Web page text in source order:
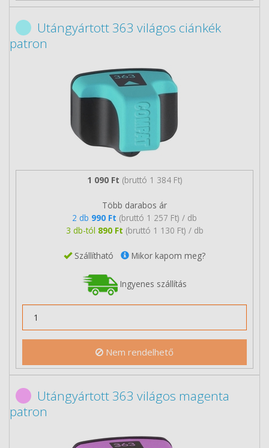
Utángyártott 363 világos ciánkék
patron
1 090 Ft (bruttó 1 384 Ft)
Több darabos ár
2 db 990 Ft (bruttó 1 257 Ft) / db
3 db-tól 890 Ft (bruttó 1 130 Ft) / db
Szállítható Mikor kapom meg?
Ingyenes szállítás
Nem rendelhető
Utángyártott 363 világos magenta
patron